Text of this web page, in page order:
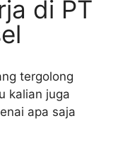
di PT
tergolong
kalian juga
apa saja